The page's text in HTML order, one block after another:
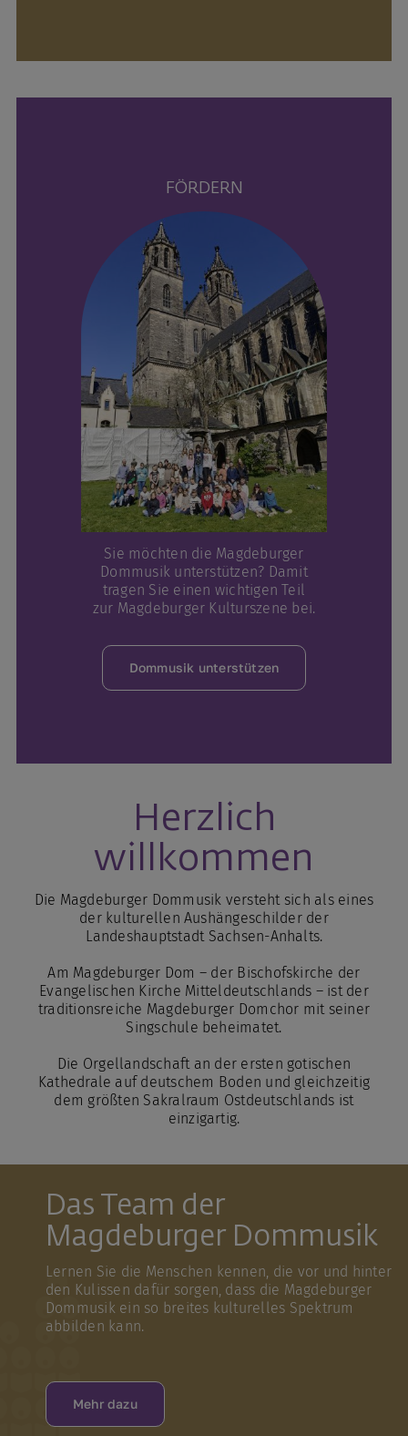
FÖRDERN
Sie möchten die Magdeburger
Dommusik unterstützen? Damit
tragen Sie einen wichtigen Teil
zur Magdeburger Kulturszene bei.
Dommusik unterstützen
Herzlich
willkommen
Die Magdeburger Dommusik versteht sich als eines
der kulturellen Aushängeschilder der
Landeshauptstadt Sachsen-Anhalts.
Am Magdeburger Dom – der Bischofskirche der
Evangelischen Kirche Mitteldeutschlands – ist der
traditionsreiche Magdeburger Domchor mit seiner
Singschule beheimatet.
Die Orgellandschaft an der ersten gotischen
Kathedrale auf deutschem Boden und gleichzeitig
dem größten Sakralraum Ostdeutschlands ist
einzigartig.
Das Team der
Magdeburger Dommusik
Lernen Sie die Menschen kennen, die vor und hinter
den Kulissen dafür sorgen, dass die Magdeburger
Dommusik ein so breites kulturelles Spektrum
abbilden kann.
Mehr dazu